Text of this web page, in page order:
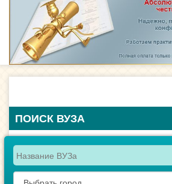
ПОИСК ВУЗА